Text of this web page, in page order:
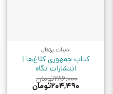
ادبیات پرتغال
کتاب جمهوری کلاغ‌ها |
انتشارات نگاه
۲۸۶,۰۰۰تومان
قیمت
۲۰۴,۴۹۰تومان